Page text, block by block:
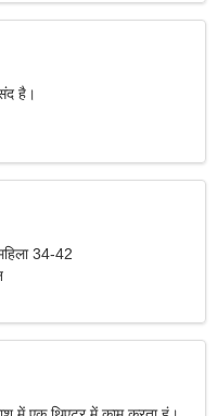
है।
34-42